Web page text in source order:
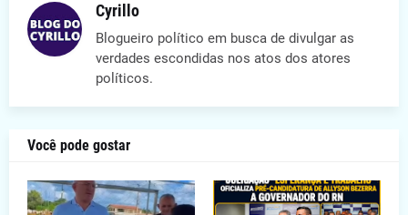
Cyrillo
Blogueiro político em busca de divulgar as
verdades escondidas nos atos dos atores
políticos.
Você pode gostar